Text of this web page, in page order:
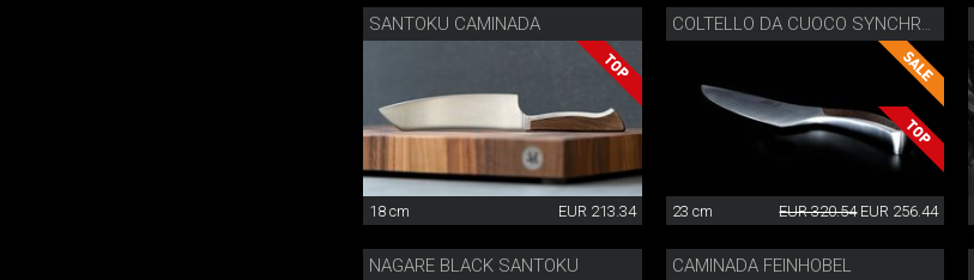
SANTOKU CAMINADA
18 cm EUR 213.34 23 cm EUR 320.54 EUR 256.44
NAGARE BLACK SANTOKU CAMINADA FEINHOBEL